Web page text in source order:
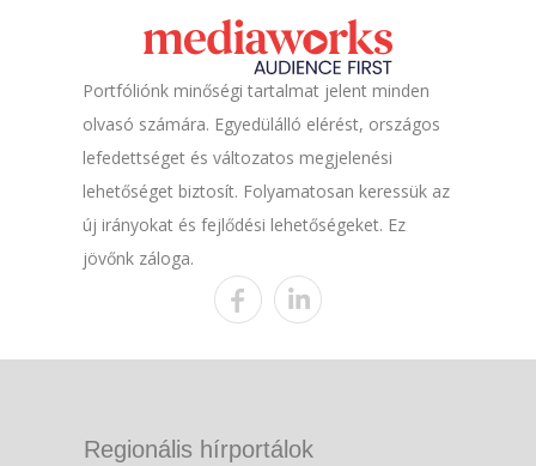
Portfóliónk minőségi tartalmat jelent minden
olvasó számára. Egyedülálló elérést, országos
lefedettséget és változatos megjelenési
lehetőséget biztosít. Folyamatosan keressük az
új irányokat és fejlődési lehetőségeket. Ez
jövőnk záloga.
Regionális hírportálok